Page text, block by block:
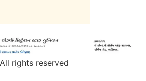
All rights reserved